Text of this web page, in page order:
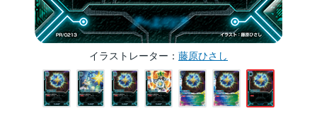
イラストレーター 藤原ひさし